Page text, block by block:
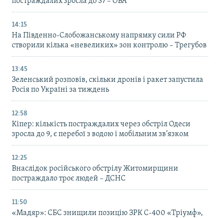
14:15
На Південно-Слобожанському напрямку сили РФ
створили кілька «невеликих» зон контролю – Трегубов
13:45
Зеленський розповів, скільки дронів і ракет запустила
Росія по Україні за тиждень
12:58
Кіпер: кількість постраждалих через обстріл Одеси
зросла до 9, є перебої з водою і мобільним зв’язком
12:25
Внаслідок російського обстрілу Житомирщини
постраждало троє людей – ДСНС
11:50
«Мадяр»: СБС знищили позицію ЗРК С-400 «Тріумф»,